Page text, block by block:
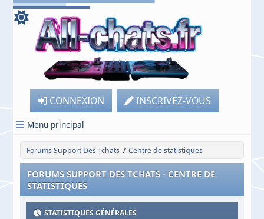
CONNEXION INSCRIVEZ-VOUS
Menu principal
Forums Support Des Tchats / Centre de statistiques
FORUMS SUPPORT DES TCHATS - CENTRE DE
STATISTIQUES
STATISTIQUES GÉNÉRALES